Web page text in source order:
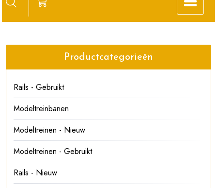
Productcategorieën
Rails - Gebruikt
Modeltreinbanen
Modeltreinen - Nieuw
Modeltreinen - Gebruikt
Rails - Nieuw